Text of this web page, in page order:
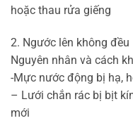
hoặc thau rửa giếng
2. Ngước lên không đều
Nguyên nhân và cách
-Mực nước động bị hạ,
– Lưới chắn rác bị bịt
mới